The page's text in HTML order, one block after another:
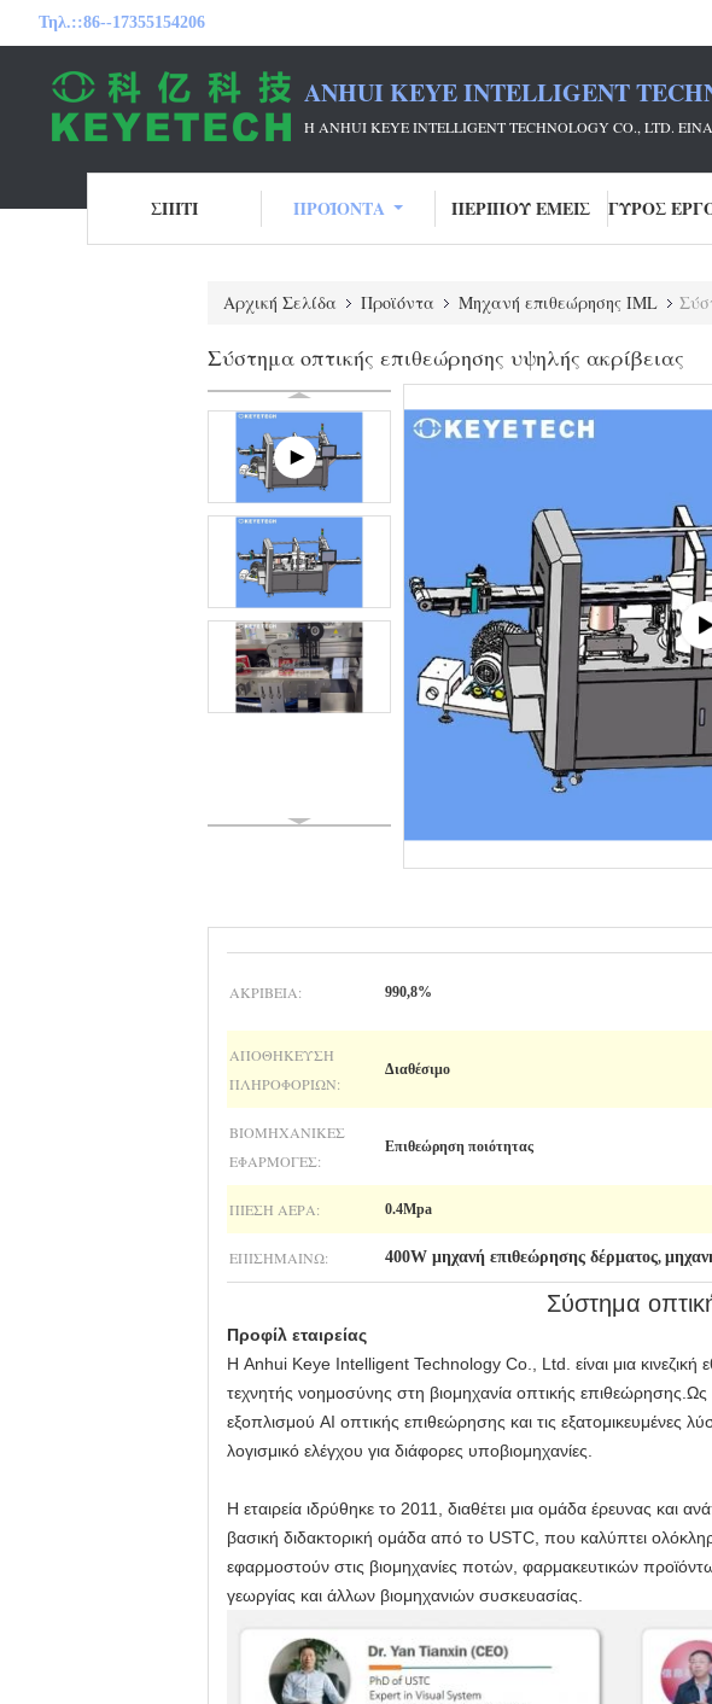
Τηλ.::86--17355154206
ANHUI KEYE INTELLIGENT
Η ANHUI KEYE INTELLIGENT TECHNOLOGY CO.,
ΣΠΊΤΙ ΠΡΟΪΌΝΤΑ ΠΕΡΊΠΟΥ ΕΜΕΊΣ
Αρχική Σελίδα Προϊόντα Μηχανή επιθεώρησης IML
Σύστημα οπτικής επιθεώρησης υψηλής ακρίβειας
ΑΚΡΊΒΕΙΑ: 990,8%
ΑΠΟΘΉΚΕΥΣΗ
ΠΛΗΡΟΦΟΡΙΏΝ:
Διαθέσιμο
ΒΙΟΜΗΧΑΝΙΚΈΣ
ΕΦΑΡΜΟΓΈΣ:
Επιθεώρηση ποιότητας
ΠΊΕΣΗ ΑΈΡΑ: 0.4Mpa
ΕΠΙΣΗΜΑΊΝΩ: 400W μηχανή επιθεώρησης δέρματος,
Σύστημα
Προφίλ εταιρείας
Η Anhui Keye Intelligent Technology Co., Ltd. είναι μια κινεζική
τεχνητής νοημοσύνης στη βιομηχανία οπτικής
εξοπλισμού AI οπτικής επιθεώρησης και τις εξατομικευμένες
λογισμικό ελέγχου για διάφορες υποβιομηχανίες.
Η εταιρεία ιδρύθηκε το 2011, διαθέτει μια ομάδα έρευνας και
βασική διδακτορική ομάδα από το USTC, που καλύπτει
εφαρμοστούν στις βιομηχανίες ποτών, φαρμακευτικών
γεωργίας και άλλων βιομηχανιών συσκευασίας.